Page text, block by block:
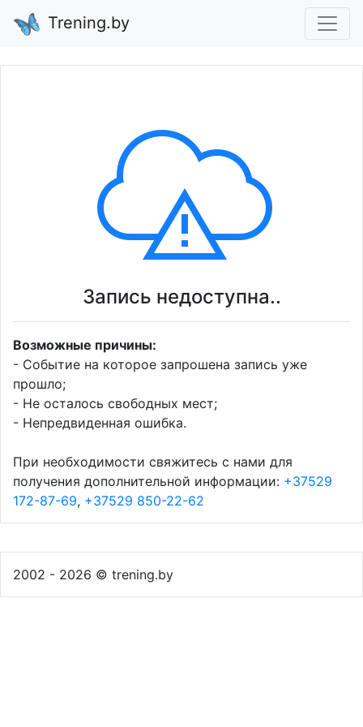
Trening.by
Запись недоступна..
Возможные причины:
- Событие на которое запрошена запись уже
прошло;
- Не осталось свободных мест;
- Непредвиденная ошибка.
При необходимости свяжитесь с нами для
получения дополнительной информации: +37529
172-87-69, +37529 850-22-62
2002 - 2026 © trening.by